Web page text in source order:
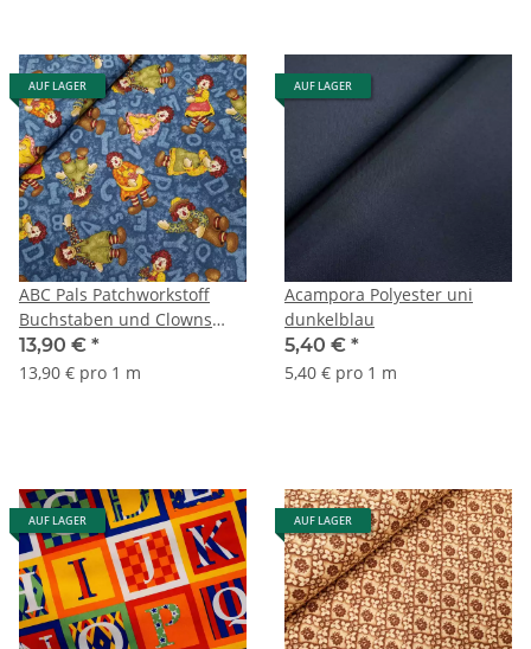
AUF LAGER
ABC Pals Patchworkstoff
Buchstaben und Clowns
rauchblau, orange, gelb,
grün, braun
13,90 € *
13,90 € pro 1 m
AUF LAGER
Acampora Polyester uni
dunkelblau
5,40 € *
5,40 € pro 1 m
AUF LAGER AUF LAGER